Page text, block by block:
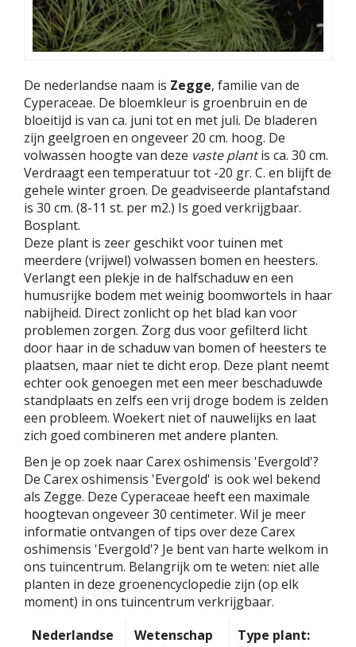
De nederlandse naam is Zegge, familie van de
Cyperaceae. De bloemkleur is groenbruin en de
bloeitijd is van ca. juni tot en met juli. De bladeren
zijn geelgroen en ongeveer 20 cm. hoog. De
volwassen hoogte van deze vaste plantis ca. 30 cm.
Verdraagt een temperatuur tot -20 gr. C. en blijft de
gehele winter groen. De geadviseerde plantafstand
is 30 cm. (8-11 st. per m2.) Is goed verkrijgbaar.
Bosplant.
Deze plant is zeer geschikt voor tuinen met
meerdere (vrijwel) volwassen bomen en heesters.
Verlangt een plekje in de halfschaduw en een
humusrijke bodem met weinig boomwortels in haar
nabijheid. Direct zonlicht op het blad kan voor
problemen zorgen. Zorg dus voor gefilterd licht
door haar in de schaduw van bomen of heesters te
plaatsen, maar niet te dicht erop. Deze plant neemt
echter ook genoegen met een meer beschaduwde
standplaats en zelfs een vrij droge bodem is zelden
een probleem. Woekert niet of nauwelijks en laat
zich goed combineren met andere planten.
Ben je op zoek naar Carex oshimensis 'Evergold'?
De Carex oshimensis 'Evergold' is ook wel bekend
als Zegge. Deze Cyperaceae heeft een maximale
hoogtevan ongeveer 30 centimeter. Wil je meer
informatie ontvangen of tips over deze Carex
oshimensis 'Evergold'? Je bent van harte welkom in
ons tuincentrum. Belangrijk om te weten: niet alle
planten in deze groenencyclopedie zijn (op elk
moment) in ons tuincentrum verkrijgbaar.
Nederlandse
Wetenschap
Type plant: